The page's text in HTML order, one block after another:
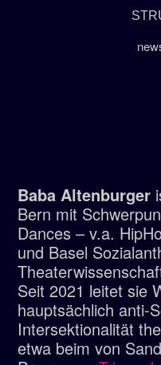
Baba Altenburger
Bern mit
Dances – v.a.
und Basel
Seit 2021 leitet sie
hauptsächlich anti-
Intersektionalität
etwa beim von